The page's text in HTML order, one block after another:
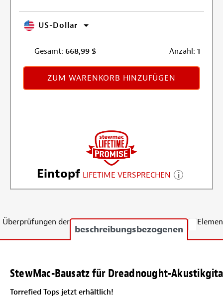
US-Dollar
Gesamt: 668,99 $ Anzahl: 1
ZUM WARENKORB HINZUFÜGEN
Eintopf LIFETIME VERSPRECHEN
Überprüfungen der
beschreibungsbezogenen
StewMac-Bausatz für Dreadnought-
Torrefied Tops jetzt erhältlich!